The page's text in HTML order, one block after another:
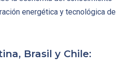
energética y tecnológica de
Brasil y Chile: